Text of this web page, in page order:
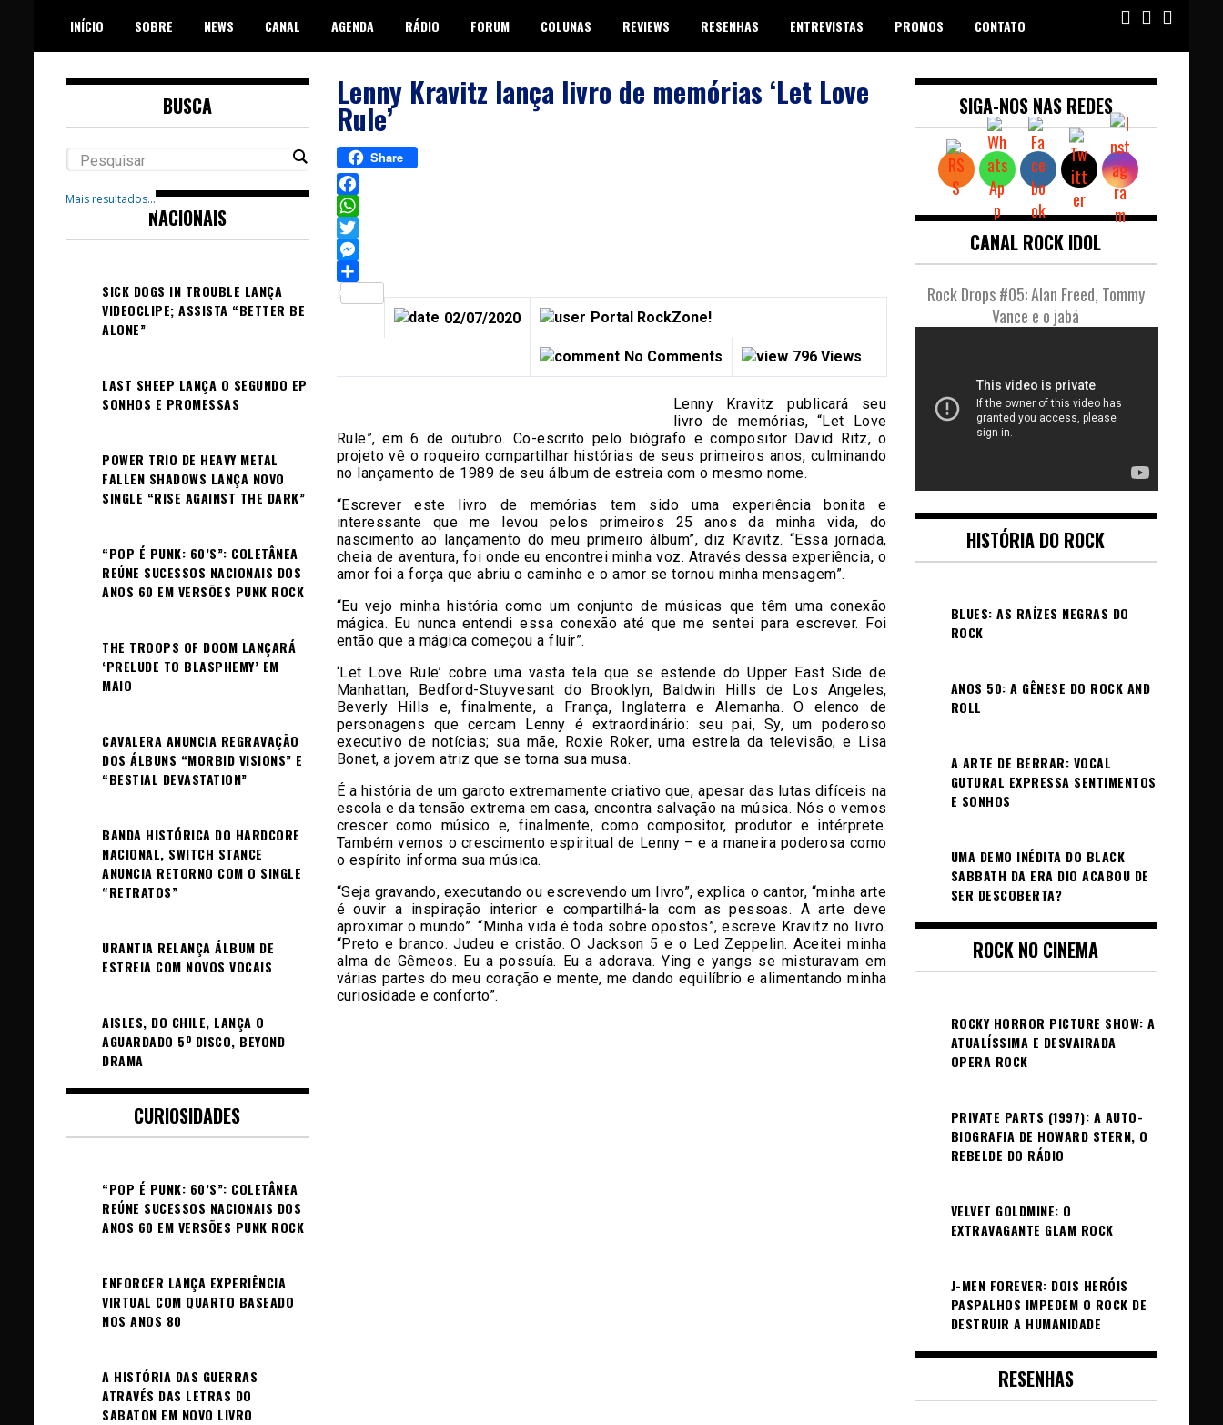
content
INÍCIO SOBRE NEWS CANAL AGENDA RÁDIO FORUM COLUNAS REVIEWS RESENHAS ENTREVISTAS PROMOS CONTATO
Lenny Kravitz lança livro de memórias ‘Let Love
Rule’
Share
Facebook
WhatsApp
Twitter
Messenger
Share
02/07/2020 Portal RockZone!
No Comments 796 Views
Lenny Kravitz publicará seu
livro de memórias, “Let Love
Rule”, em 6 de outubro. Co-escrito pelo biógrafo e compositor David Ritz, o
projeto vê o roqueiro compartilhar histórias de seus primeiros anos, culminando
no lançamento de 1989 de seu álbum de estreia com o mesmo nome.
“Escrever este livro de memórias tem sido uma experiência bonita e
interessante que me levou pelos primeiros 25 anos da minha vida, do
nascimento ao lançamento do meu primeiro álbum”, diz Kravitz. “Essa jornada,
cheia de aventura, foi onde eu encontrei minha voz. Através dessa experiência, o
amor foi a força que abriu o caminho e o amor se tornou minha mensagem”.
“Eu vejo minha história como um conjunto de músicas que têm uma conexão
mágica. Eu nunca entendi essa conexão até que me sentei para escrever. Foi
então que a mágica começou a fluir”.
‘Let Love Rule’ cobre uma vasta tela que se estende do Upper East Side de
Manhattan, Bedford-Stuyvesant do Brooklyn, Baldwin Hills de Los Angeles,
Beverly Hills e, finalmente, a França, Inglaterra e Alemanha. O elenco de
personagens que cercam Lenny é extraordinário: seu pai, Sy, um poderoso
executivo de notícias; sua mãe, Roxie Roker, uma estrela da televisão; e Lisa
Bonet, a jovem atriz que se torna sua musa.
É a história de um garoto extremamente criativo que, apesar das lutas difíceis na
escola e da tensão extrema em casa, encontra salvação na música. Nós o vemos
crescer como músico e, finalmente, como compositor, produtor e intérprete.
Também vemos o crescimento espiritual de Lenny – e a maneira poderosa como
o espírito informa sua música.
“Seja gravando, executando ou escrevendo um livro”, explica o cantor, “minha arte
é ouvir a inspiração interior e compartilhá-la com as pessoas. A arte deve
aproximar o mundo”. “Minha vida é toda sobre opostos”, escreve Kravitz no livro.
“Preto e branco. Judeu e cristão. O Jackson 5 e o Led Zeppelin. Aceitei minha
alma de Gêmeos. Eu a possuía. Eu a adorava. Ying e yangs se misturavam em
várias partes do meu coração e mente, me dando equilíbrio e alimentando minha
curiosidade e conforto”.
BUSCA
Mais resultados...
NACIONAIS
SICK DOGS IN TROUBLE LANÇA
VIDEOCLIPE; ASSISTA “BETTER BE
ALONE”
LAST SHEEP LANÇA O SEGUNDO EP
SONHOS E PROMESSAS
POWER TRIO DE HEAVY METAL
FALLEN SHADOWS LANÇA NOVO
SINGLE “RISE AGAINST THE DARK”
“POP É PUNK: 60’S”: COLETÂNEA
REÚNE SUCESSOS NACIONAIS DOS
ANOS 60 EM VERSÕES PUNK ROCK
THE TROOPS OF DOOM LANÇARÁ
‘PRELUDE TO BLASPHEMY’ EM
MAIO
CAVALERA ANUNCIA REGRAVAÇÃO
DOS ÁLBUNS “MORBID VISIONS” E
“BESTIAL DEVASTATION”
BANDA HISTÓRICA DO HARDCORE
NACIONAL, SWITCH STANCE
ANUNCIA RETORNO COM O SINGLE
“RETRATOS”
URANTIA RELANÇA ÁLBUM DE
ESTREIA COM NOVOS VOCAIS
AISLES, DO CHILE, LANÇA O
AGUARDADO 5º DISCO, BEYOND
DRAMA
CURIOSIDADES
“POP É PUNK: 60’S”: COLETÂNEA
REÚNE SUCESSOS NACIONAIS DOS
ANOS 60 EM VERSÕES PUNK ROCK
ENFORCER LANÇA EXPERIÊNCIA
VIRTUAL COM QUARTO BASEADO
NOS ANOS 80
A HISTÓRIA DAS GUERRAS
ATRAVÉS DAS LETRAS DO
SABATON EM NOVO LIVRO
SIGA-NOS NAS REDES
CANAL ROCK IDOL
Rock Drops #05: Alan Freed, Tommy
Vance e o jabá
HISTÓRIA DO ROCK
BLUES: AS RAÍZES NEGRAS DO
ROCK
ANOS 50: A GÊNESE DO ROCK AND
ROLL
A ARTE DE BERRAR: VOCAL
GUTURAL EXPRESSA SENTIMENTOS
E SONHOS
UMA DEMO INÉDITA DO BLACK
SABBATH DA ERA DIO ACABOU DE
SER DESCOBERTA?
ROCK NO CINEMA
ROCKY HORROR PICTURE SHOW: A
ATUALÍSSIMA E DESVAIRADA
OPERA ROCK
PRIVATE PARTS (1997): A AUTO-
BIOGRAFIA DE HOWARD STERN, O
REBELDE DO RÁDIO
VELVET GOLDMINE: O
EXTRAVAGANTE GLAM ROCK
J-MEN FOREVER: DOIS HERÓIS
PASPALHOS IMPEDEM O ROCK DE
DESTRUIR A HUMANIDADE
RESENHAS